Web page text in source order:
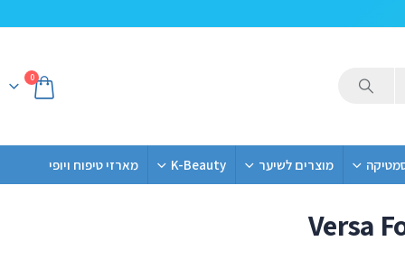
0
מוצרים לשיער K-Beauty מארזי טיפוח ויופי
Versa